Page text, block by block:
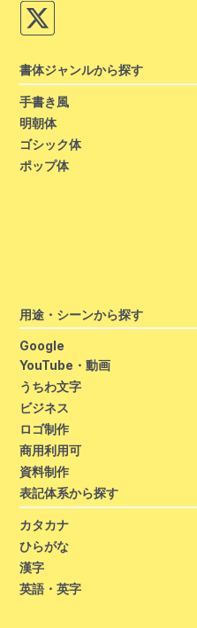
書体ジャンルから探す
手書き風
明朝体
ゴシック体
ポップ体
用途・シーンから探す
Google
YouTube・動画
うちわ文字
ビジネス
ロゴ制作
商用利用可
資料制作
表記体系から探す
カタカナ
ひらがな
漢字
英語・英字